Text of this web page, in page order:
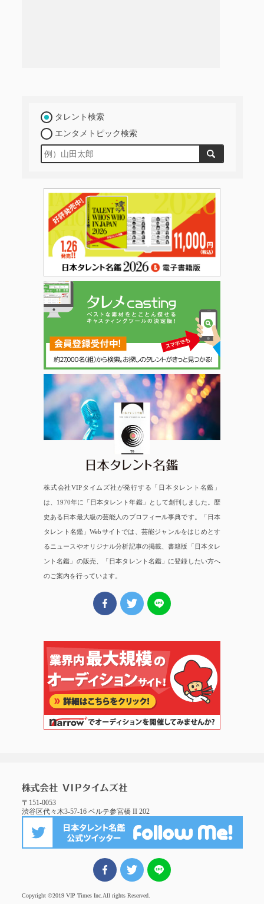
タレント検索
エンタメトピック検索
日本タレント名鑑
株式会社VIPタイムズ社が発行する「日本タレント名鑑」
は、1970年に「日本タレント年鑑」として創刊しました。歴
史ある日本最大級の芸能人のプロフィール事典です。「日本
タレント名鑑」Webサイトでは、芸能ジャンルをはじめとす
るニュースやオリジナル分析記事の掲載、書籍版「日本タレ
ント名鑑」の販売、「日本タレント名鑑」に登録したい方へ
のご案内を行っています。
〒151-0053
渋谷区代々木3-57-16 ベルテ参宮橋 II 202
FBでシェアツイート
Copyright ©2019 VIP Times Inc. All rights Reserved.